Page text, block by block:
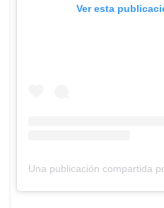
Ver esta
Una publicación compartida